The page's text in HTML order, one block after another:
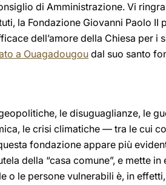
di Amministrazione. Vi
la Fondazione Giovanni Paolo II
dell’amore della Chiesa per i
a Ouagadougou dal suo santo
le disuguaglianze, le
le crisi climatiche — tra le cui
fondazione appare più
della “casa comune”, e mette
o le persone vulnerabili è, in